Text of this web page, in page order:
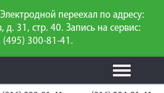
переехал по адресу:
д. 31, стр. 40. Запись на сервис:
(495) 300-81-41.